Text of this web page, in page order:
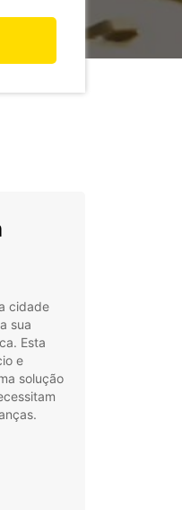
cidade
sua
Esta
e
solução